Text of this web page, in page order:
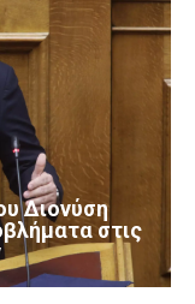
Διονύση
στις